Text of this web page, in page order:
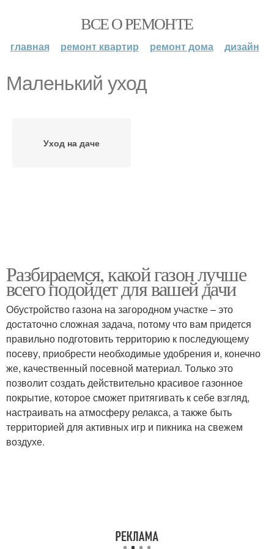
ВСЕ О РЕМОНТЕ
главная ремонт квартир ремонт дома дизайн
Маленький уход
Уход на даче
Разбираемся, какой газон лучше
всего подойдет для вашей дачи
Обустройство газона на загородном участке – это
достаточно сложная задача, потому что вам придется
правильно подготовить территорию к последующему
посеву, приобрести необходимые удобрения и, конечно
же, качественный посевной материал. Только это
позволит создать действительно красивое газонное
покрытие, которое сможет притягивать к себе взгляд,
настраивать на атмосферу релакса, а также быть
территорией для активных игр и пикника на свежем
воздухе.